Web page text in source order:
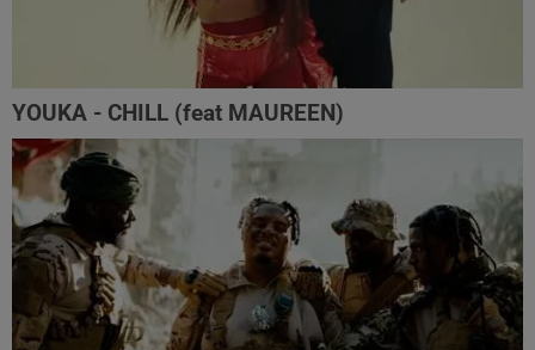
YOUKA - CHILL (feat MAUREEN)